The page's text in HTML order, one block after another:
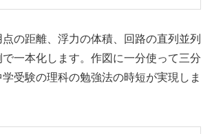
の距離、浮力の体積、回路の直列並列
一本化します。作図に一分使って三分
受験の理科の勉強法の時短が実現しま